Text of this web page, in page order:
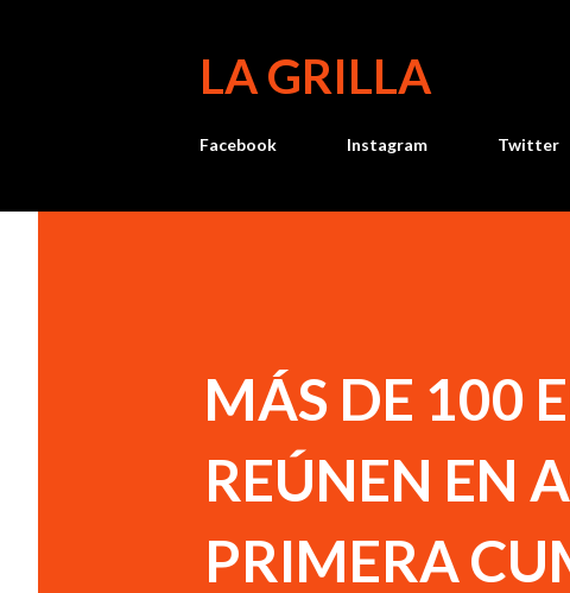
LA GRILLA
Facebook Instagram Twitter
MÁS DE 100
REÚNEN EN
PRIMERA